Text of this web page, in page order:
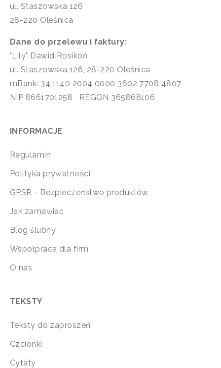
ul. Staszowska 126
28-220 Oleśnica
Dane do przelewu i faktury:
"Lily" Dawid Rosikoń
ul. Staszowska 126, 28-220 Oleśnica
mBank: 34 1140 2004 0000 3602 7708 4807
NIP 8661701258 REGON 365868106
INFORMACJE
Regulamin
Polityka prywatności
GPSR - Bezpieczeństwo produktów
Jak zamawiać
Blog ślubny
Współpraca dla firm
O nas
TEKSTY
Teksty do zaproszeń
Czcionki
Cytaty